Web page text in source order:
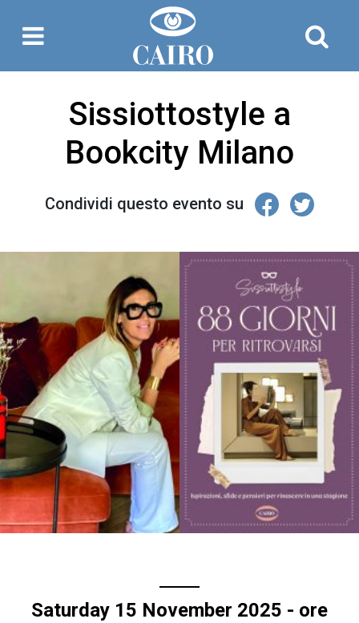
Sissiottostyle a
Bookcity Milano
Condividi questo evento su
Saturday 15 November 2025 - ore